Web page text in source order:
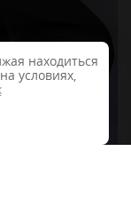
находиться
условиях,